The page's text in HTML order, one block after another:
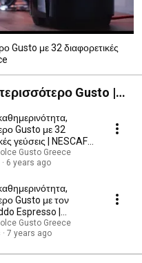
Gusto με 32 διαφορετικές
Gusto |
Gusto με 32
γεύσεις | NESCAFÉ
Greece
Gusto Greece
6 years ago
Gusto με τον
Espresso |
Gusto
Gusto Greece
7 years ago